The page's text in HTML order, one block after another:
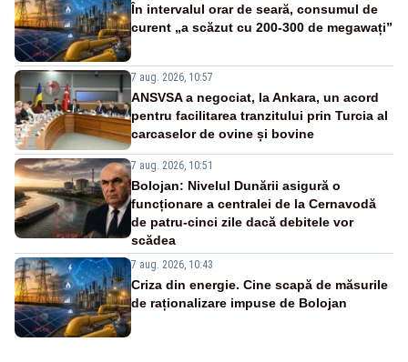
În intervalul orar de seară, consumul de
curent „a scăzut cu 200-300 de megawați”
7 aug. 2026, 10:57
ANSVSA a negociat, la Ankara, un acord
pentru facilitarea tranzitului prin Turcia al
carcaselor de ovine și bovine
7 aug. 2026, 10:51
Bolojan: Nivelul Dunării asigură o
funcționare a centralei de la Cernavodă
de patru-cinci zile dacă debitele vor
scădea
7 aug. 2026, 10:43
Criza din energie. Cine scapă de măsurile
de raționalizare impuse de Bolojan